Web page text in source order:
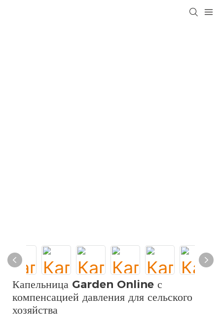
Капельница Garden Online с
компенсацией давления для сельского
хозяйства